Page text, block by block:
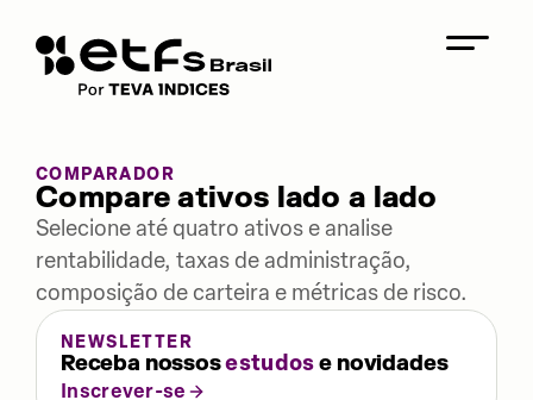
COMPARADOR
Compare ativos lado a lado
Selecione até quatro ativos e analise
rentabilidade, taxas de administração,
composição de carteira e métricas de risco.
NEWSLETTER
Receba nossosestudose novidades
Inscrever-se